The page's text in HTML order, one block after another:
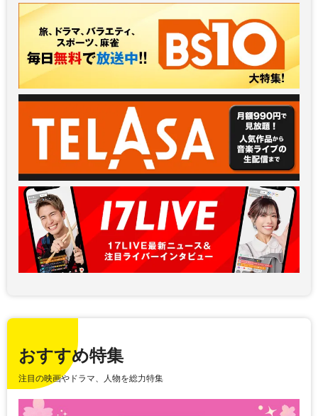
おすすめ特集
注目の映画やドラマ、人物を総力特集